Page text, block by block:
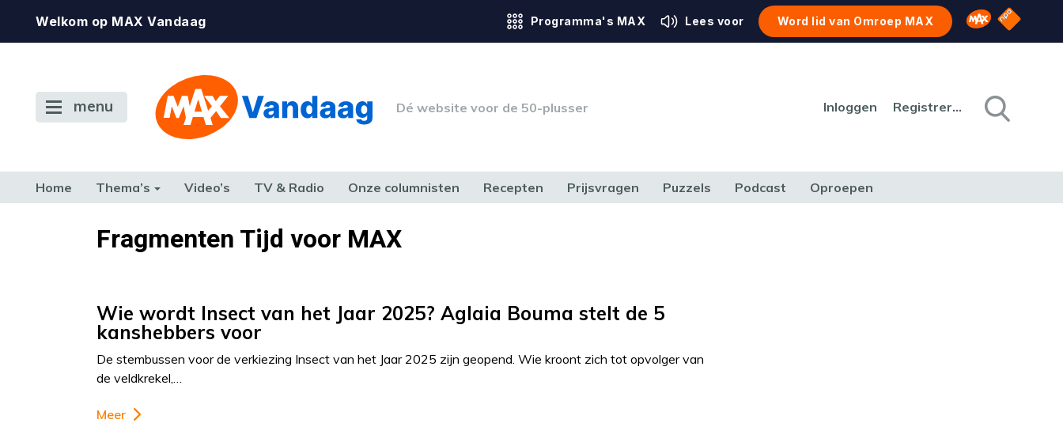
Welkom op MAX Vandaag Programma's MAX Lees voor Word lid van Omroep MAX Omroep MAX
NPO
menu Dé website voor de 50-plusser Inloggen Registreren
Home Thema’s Video’s TV & Radio Onze columnisten Recepten Prijsvragen Puzzels Podcast Oproepen
TERUG NAAR TOENFragmenten Tijd voor MAX
Wie wordt Insect van het Jaar 2025? Aglaia Bouma stelt de 5
kanshebbers voor
De stembussen voor de verkiezing Insect van het Jaar 2025 zijn geopend. Wie kroont zich tot opvolger van
de veldkrekel,…
Meer